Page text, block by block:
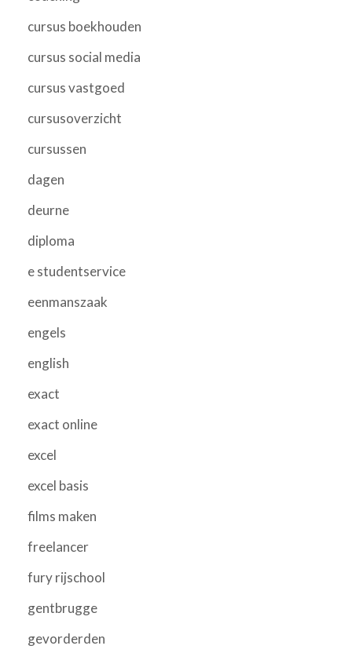
cursus boekhouden
cursus social media
cursus vastgoed
cursusoverzicht
cursussen
dagen
deurne
diploma
e studentservice
eenmanszaak
engels
english
exact
exact online
excel
excel basis
films maken
freelancer
fury rijschool
gentbrugge
gevorderden